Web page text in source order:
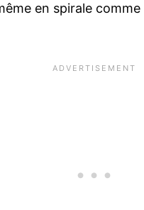
en spirale